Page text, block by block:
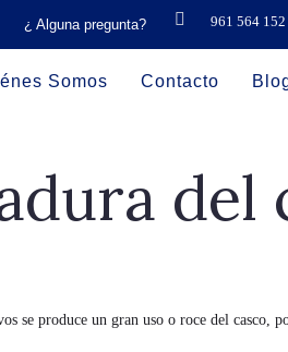
¿ Alguna pregunta? 961 564 152
Somos Contacto
del
se produce un gran uso o roce del